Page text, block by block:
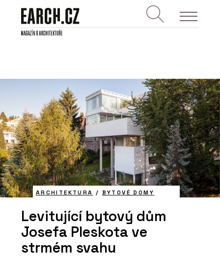
ARCHITEKTURA / BYTOVÉ DOMY
Levitující bytový dům
Josefa Pleskota ve
strmém svahu